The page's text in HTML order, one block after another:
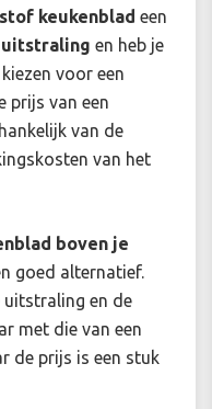
keukenblad een
en heb je
voor een
prijs van een
van de
van het
boven je
goed alternatief.
uitstraling en de
met die van een
de prijs is een stuk